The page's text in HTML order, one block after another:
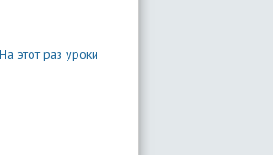
этот раз уроки